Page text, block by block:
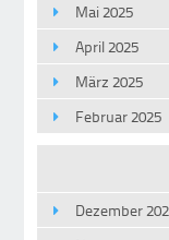
Mai 2025
April 2025
März 2025
Februar 2025
Dezember